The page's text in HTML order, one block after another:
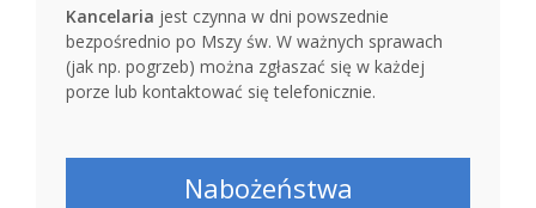
Kancelaria jest czynna w dni powszednie
bezpośrednio po Mszy św. W ważnych sprawach
(jak np. pogrzeb) można zgłaszać się w każdej
porze lub kontaktować się telefonicznie.
Nabożeństwa